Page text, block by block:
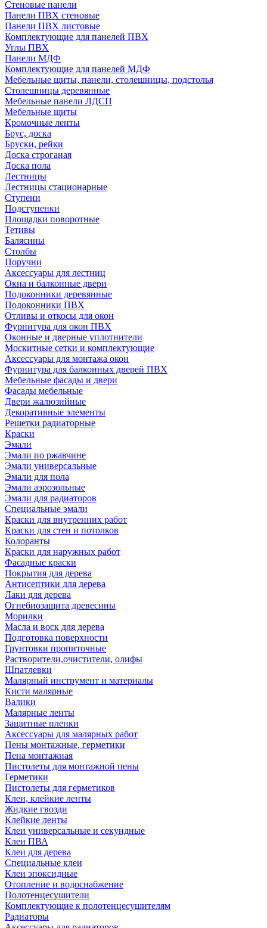
Стеновые панели
Панели ПВХ стеновые
Панели ПВХ листовые
Комплектующие для панелей ПВХ
Углы ПВХ
Панели МДФ
Комплектующие для панелей МДФ
Мебельные щиты, панели, столешницы, подстолья
Столешницы деревянные
Мебельные панели ЛДСП
Мебельные щиты
Кромочные ленты
Брус, доска
Бруски, рейки
Доска строганая
Доска пола
Лестницы
Лестницы стационарные
Ступени
Подступенки
Площадки поворотные
Тетивы
Балясины
Столбы
Поручни
Аксессуары для лестниц
Окна и балконные двери
Подоконники деревянные
Подоконники ПВХ
Отливы и откосы для окон
Фурнитура для окон ПВХ
Оконные и дверные уплотнители
Москитные сетки и комплектующие
Аксессуары для монтажа окон
Фурнитура для балконных дверей ПВХ
Мебельные фасады и двери
Фасады мебельные
Двери жалюзийные
Декоративные элементы
Решетки радиаторные
Краски
Эмали
Эмали по ржавчине
Эмали универсальные
Эмали для пола
Эмали аэрозольные
Эмали для радиаторов
Специальные эмали
Краски для внутренних работ
Краски для стен и потолков
Колоранты
Краски для наружных работ
Фасадные краски
Покрытия для дерева
Антисептики для дерева
Лаки для дерева
Огнебиозащита древесины
Морилки
Масла и воск для дерева
Подготовка поверхности
Грунтовки пропиточные
Растворители,очистители, олифы
Шпатлевки
Малярный инструмент и материалы
Кисти малярные
Валики
Малярные ленты
Защитные пленки
Аксессуары для малярных работ
Пены монтажные, герметики
Пена монтажная
Пистолеты для монтажной пены
Герметики
Пистолеты для герметиков
Клеи, клейкие ленты
Жидкие гвозди
Клейкие ленты
Клеи универсальные и секундные
Клеи ПВА
Клеи для дерева
Специальные клеи
Клеи эпоксидные
Отопление и водоснабжение
Полотенцесушители
Комплектующие к полотенцесушителям
Радиаторы